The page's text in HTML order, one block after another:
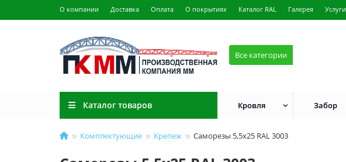
О компании Доставка Оплата О покрытиях Каталог RAL Галерея Услуги
Все категории
Каталог товаров Кровля Забор
Комплектующие Крепеж Саморезы 5,5х25 RAL 3003